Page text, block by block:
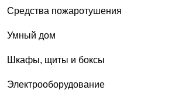
Средства пожаротушения
Умный дом
Шкафы, щиты и боксы
Электрооборудование